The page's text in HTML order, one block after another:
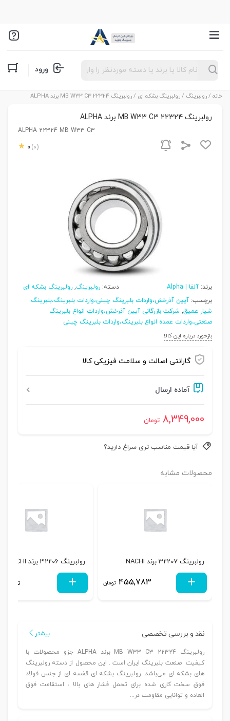
Products
search ورود
خانه /رولبرینگ /رولبرینگ بشکه ای / رولبرینگ 22324 MB W33 C3 برند ALPHA
رولبرینگ 22324 MB W33 C3 برند ALPHA
ALPHA 22324 MB W33 C3
0 (0)
برند: آلفا | Alpha دسته: رولبرینگ, رولبرینگ بشکه ای
برچسب: آیین آذرخش،واردات بلبرینگ چینی،واردات بلبرینگ،بلبرینگ
شیار عمیق, شرکت بازرگانی آیین آذرخش،واردات انواع بلبرینگ
صنعتی،واردات عمده انواع بلبرینگ،واردات بلبرینگ چینی
بازخورد درباره این کالا
گارانتی اصالت و سلامت فیزیکی کالا
آماده ارسال
8,349,000 تومان
آیا قیمت مناسب تری سراغ دارید؟
محصولات مشابه
رولبرینگ 32207 برند NACHI
455,783 تومان
رولبرینگ 32206 برند NACHI
تماس
نقد و بررسی تخصصی بیشتر
رولبرینگ 22324 MB W33 C3 برند ALPHA جزو محصولات با
کیفیت صنعت بلبرینگ ایران است . این محصول از دسته رولبرینگ
های بشکه ای می‌باشد. رولبرینگ بشکه ای قفسه ای از جنس فولاد
فوق سخت کاری شده برای تحمل فشار های بالا ، استقامت فوق
العاده و توانایی مقاومت در...